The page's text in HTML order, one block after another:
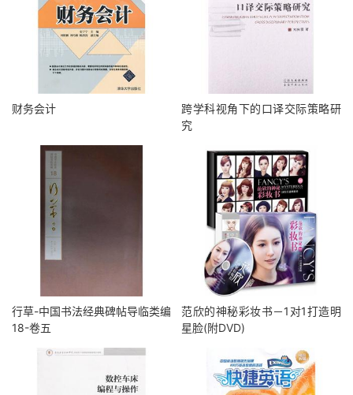
财务会计
跨学科视角下的口译交际策略研
究
行草-中国书法经典碑帖导临类编
18-卷五
范欣的神秘彩妆书－1对1打造明
星脸(附DVD)